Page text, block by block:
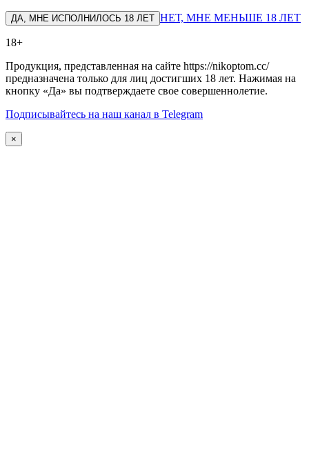
ДА, МНЕ ИСПОЛНИЛОСЬ 18 ЛЕТ НЕТ, МНЕ МЕНЬШЕ 18 ЛЕТ
18+
Продукция, представленная на сайте https://nikoptom.cc/
предназначена только для лиц достигших 18 лет. Нажимая на
кнопку «Да» вы подтверждаете свое совершеннолетие.
Подписывайтесь на наш канал в Telegram
×